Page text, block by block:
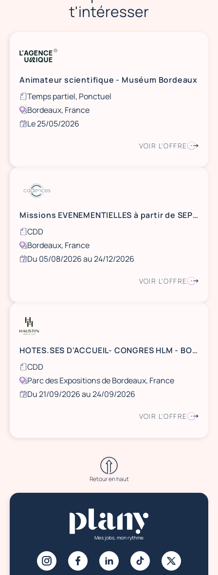
t'intéresser
Animateur scientifique - Muséum Bordeaux
Temps partiel, Ponctuel
Bordeaux, France
Le 25/05/2026
VOIR L'OFFRE
Missions EVENEMENTIELLES à partir de SEPTEMBRE 2026 - BORDEAUX
CDD
Bordeaux, France
Du 05/08/2026 au 24/12/2026
VOIR L'OFFRE
HOTES.SES D'ACCUEIL- CONGRES HLM - BORDEAUX
CDD
Parc des Expositions de Bordeaux, France
Du 21/09/2026 au 24/09/2026
VOIR L'OFFRE
Retour en haut
Mes jobs, mon rythme